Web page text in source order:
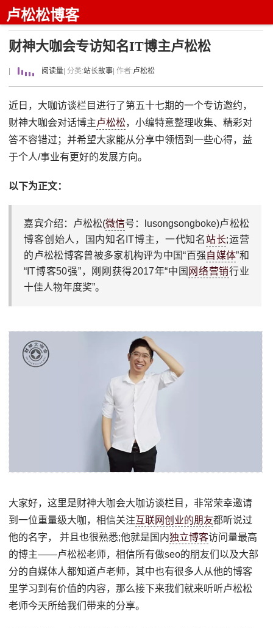
卢松松博客
财神大咖会专访知名IT博主卢松松
阅读量 | 分类:站长故事 | 作者:卢松松
近日，大咖访谈栏目进行了第五十七期的一个专访邀约，
财神大咖会对话博主卢松松，小编特意整理收集、精彩对
答不容错过；并希望大家能从分享中领悟到一些心得，益
于个人/事业有更好的发展方向。
以下为正文：
嘉宾介绍：卢松松(微信号：lusongsongboke)卢松松
博客创始人，国内知名IT博主，一代知名 站长;运营
的卢松松博客曾被多家机构评为中国“百强自媒体”和
“IT博客50强”，刚刚获得2017年“中国 网络营销行业
十佳人物年度奖”。
大家好，这里是财神大咖会大咖访谈栏目，非常荣幸邀请
到一位重量级大咖，相信关注互联网创业的朋友都听说过
他的名字， 并且也很熟悉;他就是国内独立博客访问量最高
的博主——卢松松老师，相信所有做seo的朋友们以及大部
分的自媒体人都知道卢老师，其中也有很多人从他的博客
里学习到有价值的内容，那么接下来我们就来听听卢松松
老师今天所给我们带来的分享。